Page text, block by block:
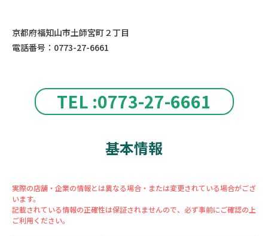
TEL :0773-27-6661
京都府福知山市土師宮町２丁目
電話番号：0773-27-6661
基本情報
実際の店舗・企業の情報とは異なる場合・または変更されている場合がござ
います。
記載されている情報の正確性は保証されませんので、必ず事前にご確認の上
ご利用ください。